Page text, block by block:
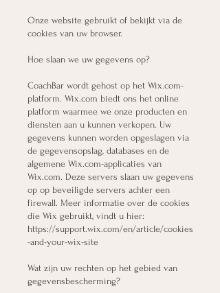
Onze website gebruikt of bekijkt via de
cookies van uw browser.
Hoe slaan we uw gegevens op?
CoachBar wordt gehost op het Wix.com-
platform. Wix.com biedt ons het online
platform waarmee we onze producten en
diensten aan u kunnen verkopen. Uw
gegevens kunnen worden opgeslagen via
de gegevensopslag, databases en de
algemene Wix.com-applicaties van
Wix.com. Deze servers slaan uw gegevens
op op beveiligde servers achter een
firewall. Meer informatie over de cookies
die Wix gebruikt, vindt u hier:
https://support.wix.com/en/article/cookies
-and-your-wix-site
Wat zijn uw rechten op het gebied van
gegevensbescherming?